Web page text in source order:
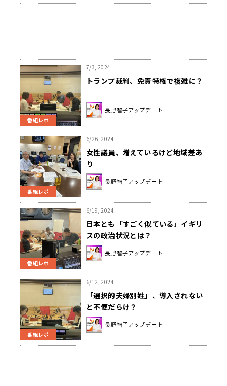
番組レポ
7/3, 2024
トランプ裁判、免責特権で複雑に？
長野智子アップデート
番組レポ
6/26, 2024
女性議員、増えているけど地域差あ
り
長野智子アップデート
番組レポ
6/19, 2024
日本とも「すごく似ている」イギリ
スの政治状況とは？
長野智子アップデート
番組レポ
6/12, 2024
「選択的夫婦別姓」、導入されない
と不便だらけ？
長野智子アップデート